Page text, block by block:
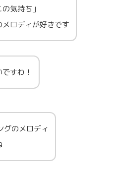
気持ち」
メロディが好きです
すわ！
グのメロディ